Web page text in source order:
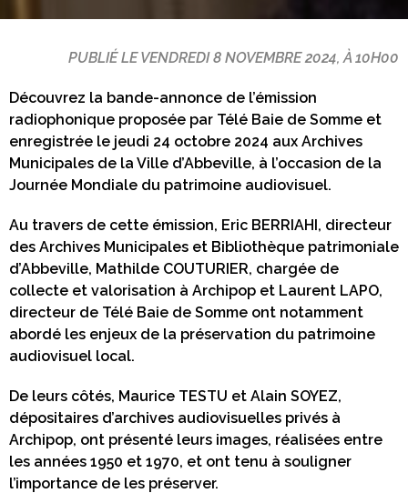
PUBLIÉ LE VENDREDI 8 NOVEMBRE 2024, À 10H00
Découvrez la bande-annonce de l’émission
radiophonique proposée par Télé Baie de Somme et
enregistrée le jeudi 24 octobre 2024 aux Archives
Municipales de la Ville d’Abbeville, à l’occasion de la
Journée Mondiale du patrimoine audiovisuel.
Au travers de cette émission, Eric BERRIAHI, directeur
des Archives Municipales et Bibliothèque patrimoniale
d’Abbeville, Mathilde COUTURIER, chargée de
collecte et valorisation à Archipop et Laurent LAPO,
directeur de Télé Baie de Somme ont notamment
abordé les enjeux de la préservation du patrimoine
audiovisuel local.
De leurs côtés, Maurice TESTU et Alain SOYEZ,
dépositaires d’archives audiovisuelles privés à
Archipop, ont présenté leurs images, réalisées entre
les années 1950 et 1970, et ont tenu à souligner
l’importance de les préserver.